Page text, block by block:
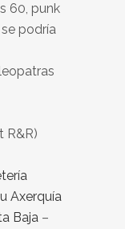
60, punk
se podría
R&R)
Axerquía
Baja–